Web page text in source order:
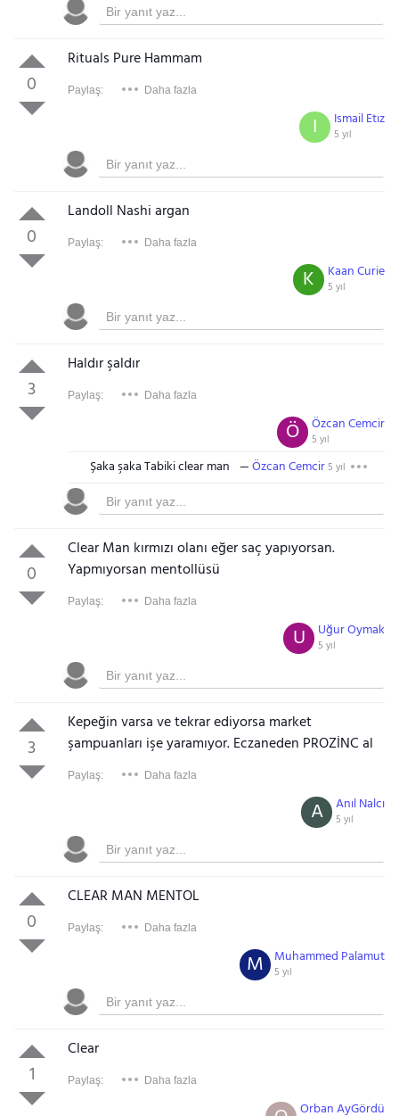
0
Rituals Pure Hammam
Paylaş: Daha fazla
Ismail Etız
5 yıl
I
0
Landoll Nashi argan
Paylaş: Daha fazla
Kaan Curie
5 yıl
K
3
Haldır şaldır
Paylaş: Daha fazla
Özcan Cemcir
5 yıl
Ö
Şaka şaka Tabiki clear man Özcan Cemcir5 yıl
0
Clear Man kırmızı olanı eğer saç yapıyorsan.
Yapmıyorsan mentollüsü
Paylaş: Daha fazla
Uğur Oymak
5 yıl
U
3
Kepeğin varsa ve tekrar ediyorsa market
şampuanları işe yaramıyor. Eczaneden PROZİNC al
Paylaş: Daha fazla
Anıl Nalcı
5 yıl
A
0
CLEAR MAN MENTOL
Paylaş: Daha fazla
Muhammed Palamut
5 yıl
M
1
Clear
Paylaş: Daha fazla
Orban AyGördü